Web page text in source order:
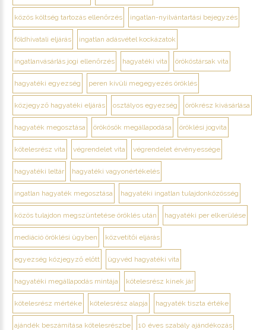
közös költség tartozás ellenőrzés ingatlan-nyilvántartási bejegyzés
földhivatali eljárás ingatlan adásvétel kockázatok
ingatlanvásárlás jogi ellenőrzés hagyatéki vita örököstársak vita
hagyatéki egyezség peren kívüli megegyezés öröklés
közjegyző hagyatéki eljárás osztályos egyezség örökrész kivásárlása
hagyaték megosztása örökösök megállapodása öröklési jogvita
kötelesrész vita végrendelet vita végrendelet érvényessége
hagyatéki leltár hagyatéki vagyonértékelés
ingatlan hagyaték megosztása hagyatéki ingatlan tulajdonközösség
közös tulajdon megszüntetése öröklés után hagyatéki per elkerülése
mediáció öröklési ügyben közvetítői eljárás
egyezség közjegyző előtt ügyvéd hagyatéki vita
hagyatéki megállapodás mintája kötelesrész kinek jár
kötelesrész mértéke kötelesrész alapja hagyaték tiszta értéke
ajándék beszámítása kötelesrészbe 10 éves szabály ajándékozás